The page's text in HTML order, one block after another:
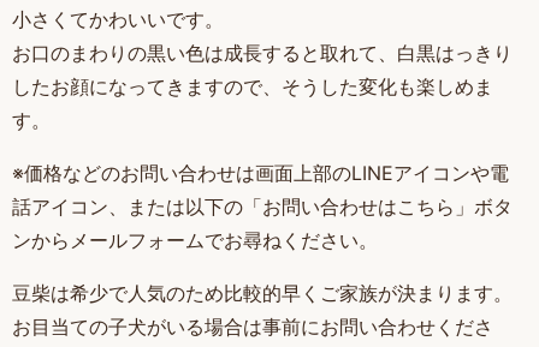
小さくてかわいいです。
お口のまわりの黒い色は成長すると取れて、白黒はっきり
したお顔になってきますので、そうした変化も楽しめま
す。
※価格などのお問い合わせは画面上部のLINEアイコンや電
話アイコン、または以下の「お問い合わせはこちら」ボタ
ンからメールフォームでお尋ねください。
豆柴は希少で人気のため比較的早くご家族が決まります。
お目当ての子犬がいる場合は事前にお問い合わせくださ